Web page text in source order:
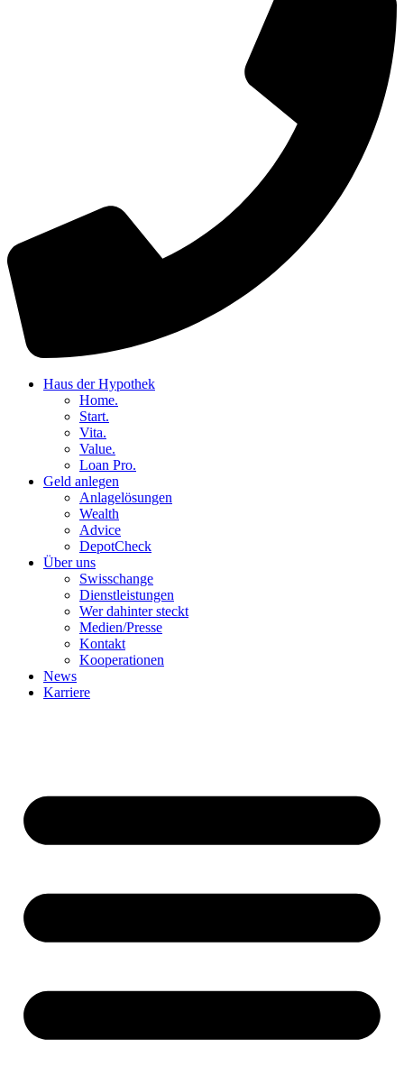
Haus der Hypothek
Home.
Start.
Vita.
Value.
Loan Pro.
Geld anlegen
Anlagelösungen
Wealth
Advice
DepotCheck
Über uns
Swisschange
Dienstleistungen
Wer dahinter steckt
Medien/Presse
Kontakt
Kooperationen
News
Karriere